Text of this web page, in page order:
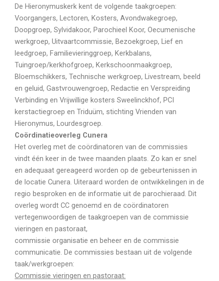
De Hieronymuskerk kent de volgende taakgroepen:
Voorgangers, Lectoren, Kosters, Avondwakegroep,
Doopgroep, Sylvidakoor, Parochieel Koor, Oecumenische
werkgroep, Uitvaartcommissie, Bezoekgroep, Lief en
leedgroep, Familievieringgroep, Kerkbalans,
Tuingroep/kerkhofgroep, Kerkschoonmaakgroep,
Bloemschikkers, Technische werkgroep, Livestream, beeld
en geluid, Gastvrouwengroep, Redactie en Verspreiding
Verbinding en Vrijwillige kosters Sweelinckhof, PCI
kerstactiegroep en Triduüm, stichting Vrienden van
Hieronymus, Lourdesgroep.
Coördinatieoverleg Cunera
Het overleg met de coördinatoren van de commissies
vindt één keer in de twee maanden plaats. Zo kan er snel
en adequaat gereageerd worden op de gebeurtenissen in
de locatie Cunera. Uiteraard worden de ontwikkelingen in de
regio besproken en de informatie uit de parochieraad. Dit
overleg wordt CC genoemd en de coördinatoren
vertegenwoordigen de taakgroepen van de commissie
vieringen en pastoraat,
commissie organisatie en beheer en de commissie
communicatie. De commissies bestaan uit de volgende
taak/werkgroepen:
Commissie vieringen en pastoraat: